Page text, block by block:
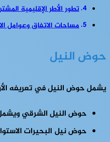
تطور الأطر الإقليمية
مساحات الاتفاق وعوامل
حوض النيل
يشمل حوض النيل في تعريفه الأوسع 11 دولة أفريقية، يشكل سكانها ما نسبته 40% من إجمالي سكان القارة السمراء، ويتشكل
حوض النيل الشرقي ويشمل
حوض نيل البحيرات